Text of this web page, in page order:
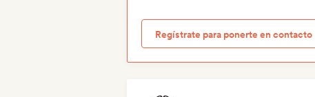
Regístrate para ponerte en contacto